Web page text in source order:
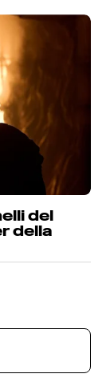
del
della